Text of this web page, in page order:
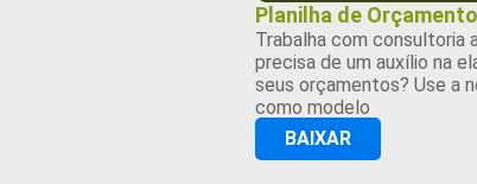
Planilha de
Trabalha com consultoria
precisa de um auxílio na
seus orçamentos? Use a
como modelo
BAIXAR